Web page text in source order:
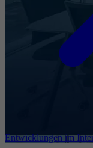
Entwicklungen im